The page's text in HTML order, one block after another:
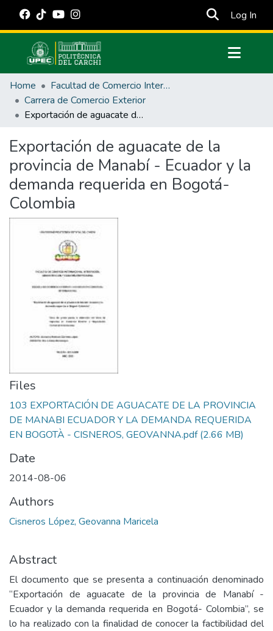
Log In
Communities & Collections
All of DSpace
Statistics
Estadísticas Externas
Manuales
Home
Facultad de Comercio Internacional, Integración, Administración y Economía Empresarial
Carrera de Comercio Exterior
Exportación de aguacate de la provincia de Manabí - Ecuador y la demanda requerida en Bogotá- Colombia
Exportación de aguacate de la
provincia de Manabí - Ecuador y la
demanda requerida en Bogotá-
Colombia
Files
103 EXPORTACIÓN DE AGUACATE DE LA PROVINCIA
DE MANABI ECUADOR Y LA DEMANDA REQUERIDA
EN BOGOTÀ - CISNEROS, GEOVANNA.pdf(2.66 MB)
Date
2014-08-06
Authors
Cisneros López, Geovanna Maricela
Abstract
El documento que se presenta a continuación denominado
“Exportación de aguacate de la provincia de Manabí -
Ecuador y la demanda requerida en Bogotá- Colombia”, se
lo ha realizado con la finalidad de conocer la factibilidad del